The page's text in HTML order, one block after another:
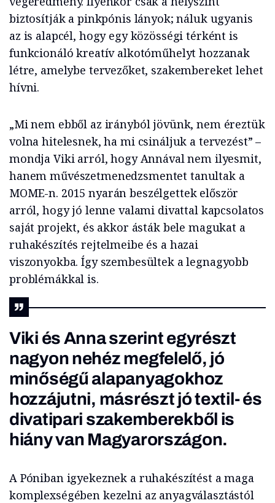
biztosítják a pinkpónis lányok; náluk ugyanis
az is alapcél, hogy egy közösségi térként is
funkcionáló kreatív alkotóműhelyt hozzanak
létre, amelybe tervezőket, szakembereket lehet
hívni.
„Mi nem ebből az irányból jövünk, nem éreztük
volna hitelesnek, ha mi csináljuk a tervezést” –
mondja Viki arról, hogy Annával nem ilyesmit,
hanem művészetmenedzsmentet tanultak a
MOME-n. 2015 nyarán beszélgettek először
arról, hogy jó lenne valami divattal kapcsolatos
saját projekt, és akkor ásták bele magukat a
ruhakészítés rejtelmeibe és a hazai
viszonyokba. Így szembesültek a legnagyobb
problémákkal is.
Viki és Anna szerint egyrészt
nagyon nehéz megfelelő, jó
minőségű alapanyagokhoz
hozzájutni, másrészt jó textil- és
divatipari szakemberekből is
hiány van Magyarországon.
A Póniban igyekeznek a ruhakészítést a maga
komplexségében kezelni az anyagválasztástól